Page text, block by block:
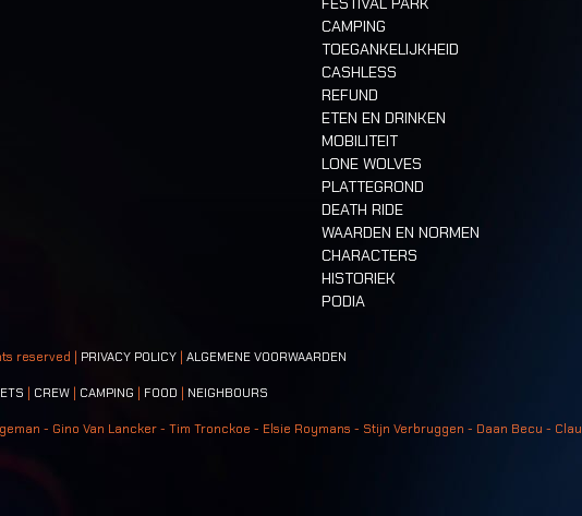
CAMPING
TOEGANKELIJKHEID
CASHLESS
REFUND
ETEN EN DRINKEN
MOBILITEIT
LONE WOLVES
PLATTEGROND
DEATH RIDE
WAARDEN EN NORMEN
CHARACTERS
HISTORIEK
PODIA
reserved | PRIVACY POLICY ALGEMENE VOORWAARDEN
CREW CAMPING FOOD NEIGHBOURS
- Gino Van Lancker - Tim Tronckoe - Elsie Roymans - Stijn Verbruggen - Daan Becu -